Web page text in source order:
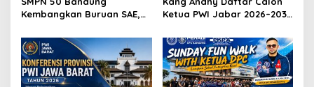
Kembangkan Buruan SAE,
RI Komisi X
Ketua PWI Jabar 2026–2031,
Wartawan hingga Peluang
Karier Internasional